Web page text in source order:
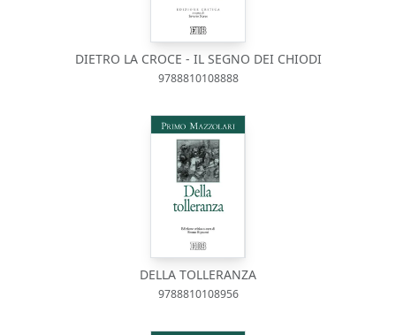
DIETRO LA CROCE - IL SEGNO DEI CHIODI
9788810108888
DELLA TOLLERANZA
9788810108956